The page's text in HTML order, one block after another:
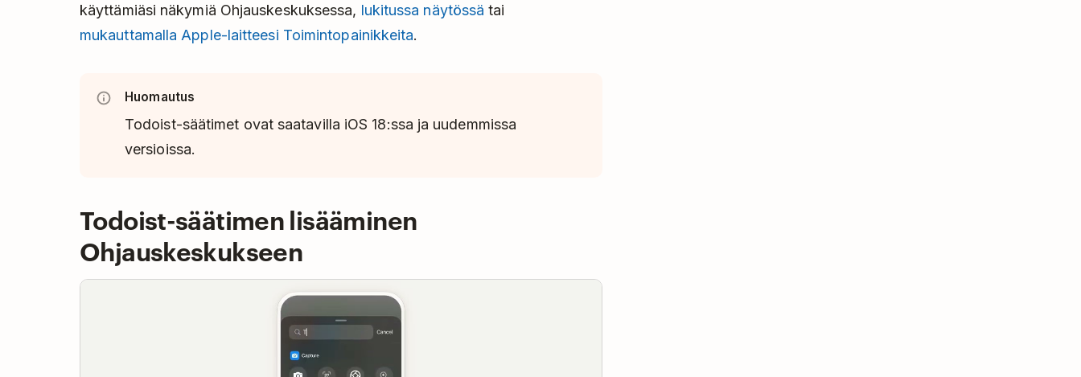
käyttämiäsi näkymiä Ohjauskeskuksessa, lukitussa näytössä tai
mukauttamalla Apple-laitteesi Toimintopainikkeita.
Huomautus
Todoist-säätimet ovat saatavilla iOS 18:ssa ja uudemmissa
versioissa.
Todoist-säätimen lisääminen
Ohjauskeskukseen
Play